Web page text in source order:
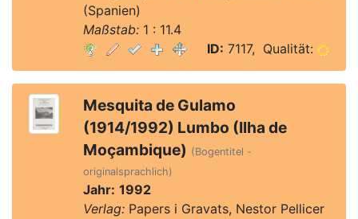
(Spanien)
Maßstab:1 : 11.4
ID: 7117, Qualität:
Mesquita de Gulamo
(1914/1992) Lumbo (Ilha de
Moçambique) (Bogentitel -
originalsprachlich)
Jahr: 1992
Verlag:Papers i Gravats, Nestor Pellicer